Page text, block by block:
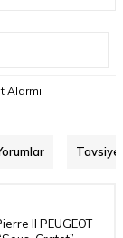
Alarmı
Tavsiye
II PEUGEOT